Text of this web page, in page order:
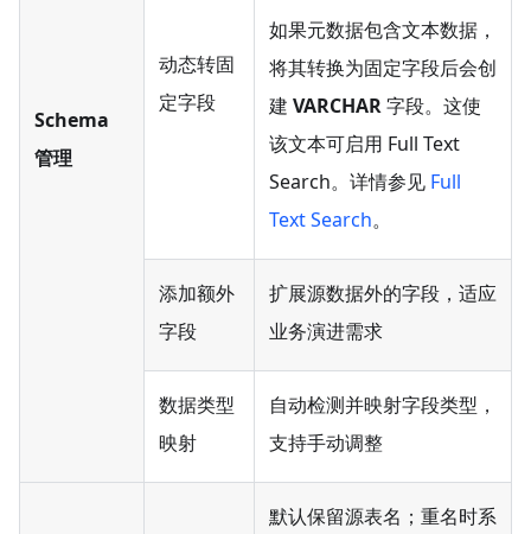
Schema
管理
动态转固
定字段
如果元数据包含文本数据，
将其转换为固定字段后会创
建 VARCHAR字段。这使
该文本可启用 Full Text
Search。详情参见 Full
Text Search。
添加额外
字段
扩展源数据外的字段，适应
业务演进需求
数据类型
映射
自动检测并映射字段类型，
支持手动调整
默认保留源表名；重名时系